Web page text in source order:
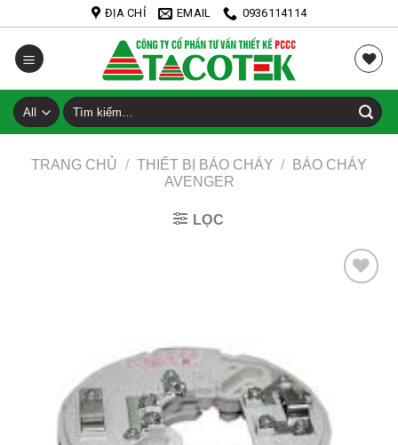
to
content
ĐỊA CHỈ EMAIL 0936114114
Tìm
kiếm:
TRANG CHỦ / THIẾT BỊ BÁO CHÁY /
BÁO CHÁY
AVENGER
LỌC
Add to